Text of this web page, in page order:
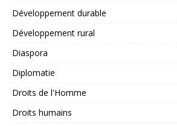
Développement durable
Développement rural
Diaspora
Diplomatie
Droits de l'Homme
Droits humains